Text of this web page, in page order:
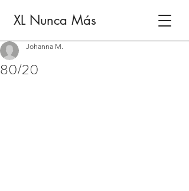
XL Nunca Más
80/20
Johanna M.